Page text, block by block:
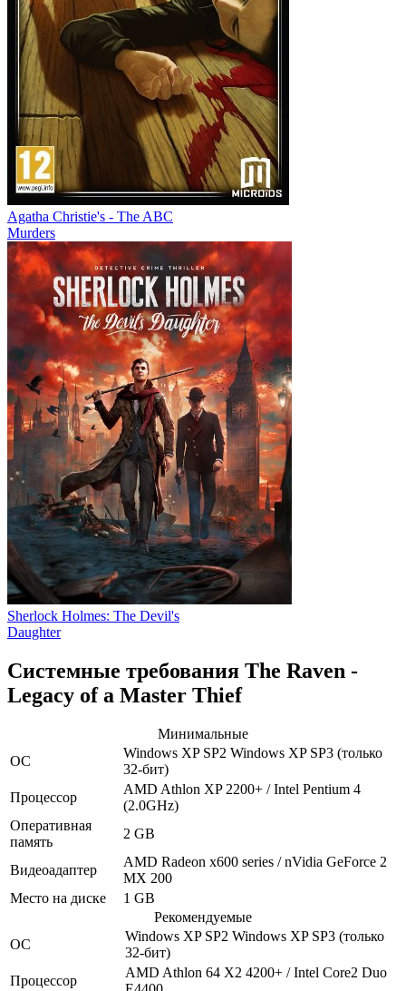
Agatha Christie's - The ABC
Murders
Sherlock Holmes: The Devil's
Daughter
Системные требования The Raven -
Legacy of a Master Thief
Минимальные
ОС
Windows XP SP2 Windows XP SP3 (только
32-бит)
Процессор
AMD Athlon XP 2200+ / Intel Pentium 4
(2.0GHz)
Оперативная
память
2 GB
Видеоадаптер
AMD Radeon x600 series / nVidia GeForce 2
MX 200
Место на диске
1 GB
Рекомендуемые
ОС
Windows XP SP2 Windows XP SP3 (только
32-бит)
Процессор
AMD Athlon 64 X2 4200+ / Intel Core2 Duo